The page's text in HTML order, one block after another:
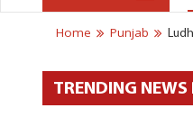
Home Punjab
TRENDING